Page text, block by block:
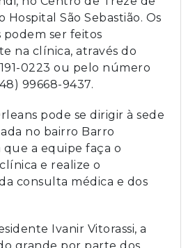
Hospital São Sebastião. Os
ser feitos
na clínica, através do
0223 ou pelo número
99668-9437.
pode se dirigir à sede
no bairro Barro
que a equipe faça o
e realize o
consulta médica e dos
Ivanir Vitorassi, a
grande por parte dos